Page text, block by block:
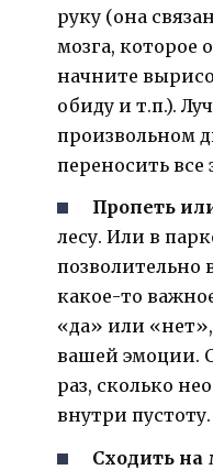
руку (она
мозга, которое
начните
обиду и т.п.).
произвольном
переносить все
Пропеть
лесу. Или в
позволительно
какое-то
«да» или
вашей эмоции.
раз, сколько
внутри пустоту.
Сходить